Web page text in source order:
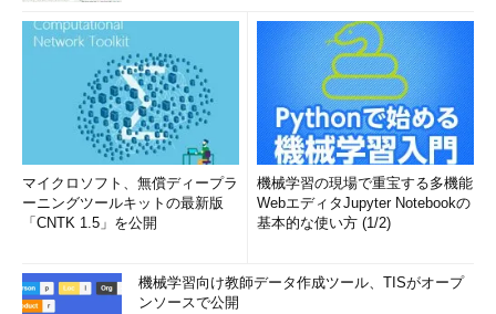
マイクロソフト、無償ディープラ
ーニングツールキットの最新版
「CNTK 1.5」を公開
機械学習の現場で重宝する多機能
WebエディタJupyter Notebookの
基本的な使い方 (1/2)
機械学習向け教師データ作成ツール、TISがオープ
ンソースで公開